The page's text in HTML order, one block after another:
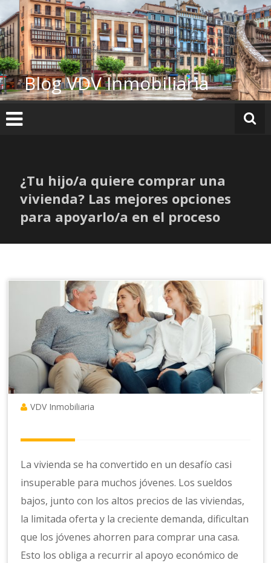
al
contenido
Blog VDV Inmobiliaria
¿Tu hijo/a quiere comprar una
vivienda? Las mejores opciones
para apoyarlo/a en el proceso
VDV Inmobiliaria
La vivienda se ha convertido en un desafío casi
insuperable para muchos jóvenes. Los sueldos
bajos, junto con los altos precios de las viviendas,
la limitada oferta y la creciente demanda, dificultan
que los jóvenes ahorren para comprar una casa.
Esto los obliga a recurrir al apoyo económico de